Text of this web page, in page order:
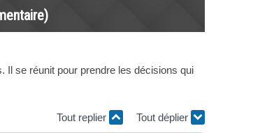
Il se réunit pour prendre les décisions qui
Tout replier Tout déplier